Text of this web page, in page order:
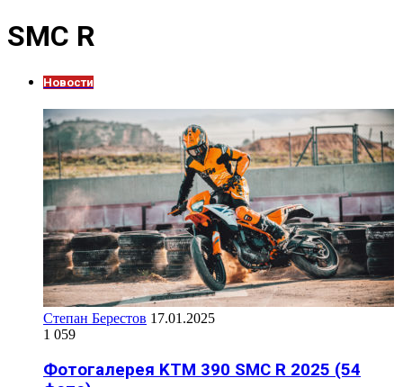
SMC R
Новости
Степан Берестов 17.01.2025
1 059
Фотогалерея KTM 390 SMC R 2025 (54